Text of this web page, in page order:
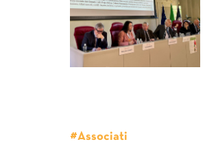
#Associati